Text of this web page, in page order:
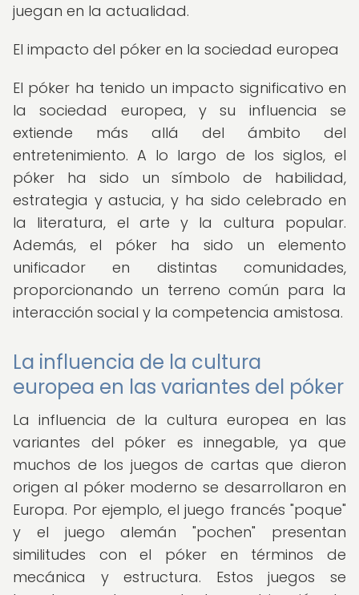
juegan en la actualidad.
El impacto del póker en la sociedad europea
El póker ha tenido un impacto significativo en
la sociedad europea, y su influencia se
extiende más allá del ámbito del
entretenimiento. A lo largo de los siglos, el
póker ha sido un símbolo de habilidad,
estrategia y astucia, y ha sido celebrado en
la literatura, el arte y la cultura popular.
Además, el póker ha sido un elemento
unificador en distintas comunidades,
proporcionando un terreno común para la
interacción social y la competencia amistosa.
La influencia de la cultura
europea en las variantes del póker
La influencia de la cultura europea en las
variantes del póker es innegable, ya que
muchos de los juegos de cartas que dieron
origen al póker moderno se desarrollaron en
Europa. Por ejemplo, el juego francés "poque"
y el juego alemán "pochen" presentan
similitudes con el póker en términos de
mecánica y estructura. Estos juegos se